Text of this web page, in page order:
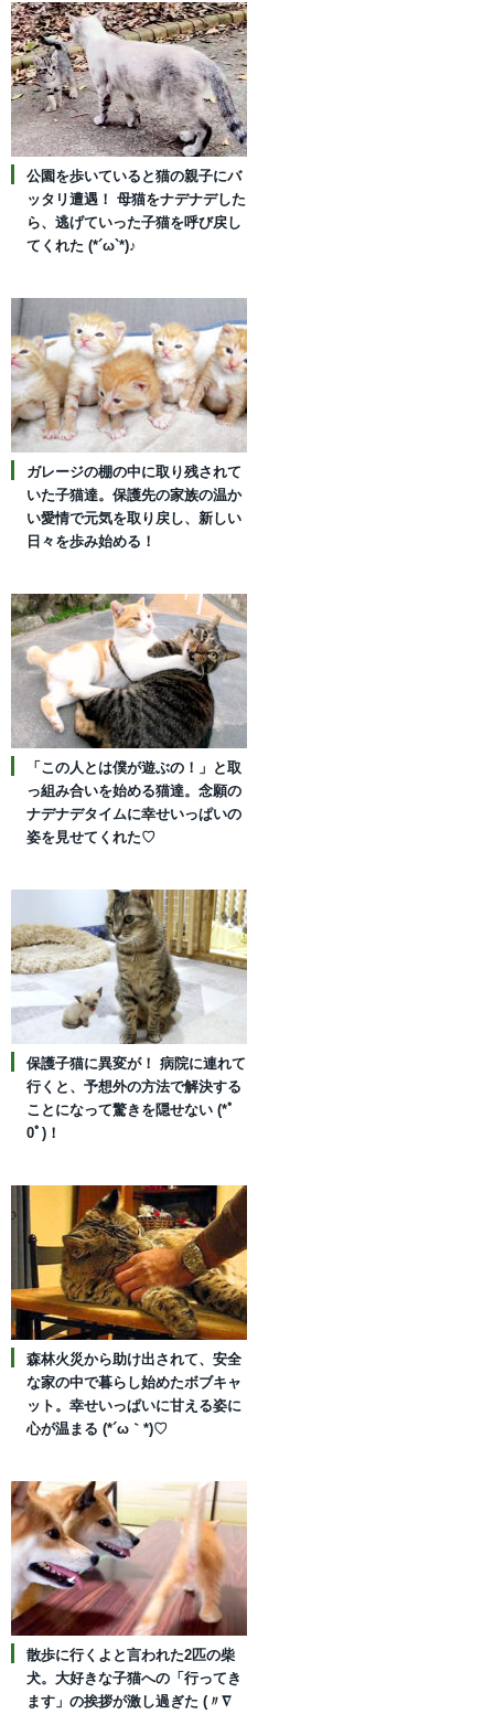
公園を歩いていると猫の親子にバ
ッタリ遭遇！ 母猫をナデナデした
ら、逃げていった子猫を呼び戻し
てくれた (*´ω`*)♪
ガレージの棚の中に取り残されて
いた子猫達。保護先の家族の温か
い愛情で元気を取り戻し、新しい
日々を歩み始める！
「この人とは僕が遊ぶの！」と取
っ組み合いを始める猫達。念願の
ナデナデタイムに幸せいっぱいの
姿を見せてくれた♡
保護子猫に異変が！ 病院に連れて
行くと、予想外の方法で解決する
ことになって驚きを隠せない (*ﾟ
0ﾟ)！
森林火災から助け出されて、安全
な家の中で暮らし始めたボブキャ
ット。幸せいっぱいに甘える姿に
心が温まる (*´ω｀*)♡
散歩に行くよと言われた2匹の柴
犬。大好きな子猫への「行ってき
ます」の挨拶が激し過ぎた (〃∇